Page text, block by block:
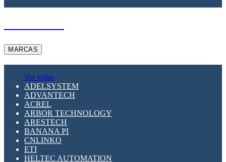
MARCAS
Ver todas
ADELSYSTEM
ADVANTECH
ACREL
ARBOR TECHNOLOGY
ARESTECH
BANANA PI
CNLINKO
ETI
HELTEC AUTOMATION